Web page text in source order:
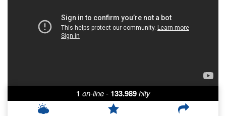
1 on-line - 133.989 hity